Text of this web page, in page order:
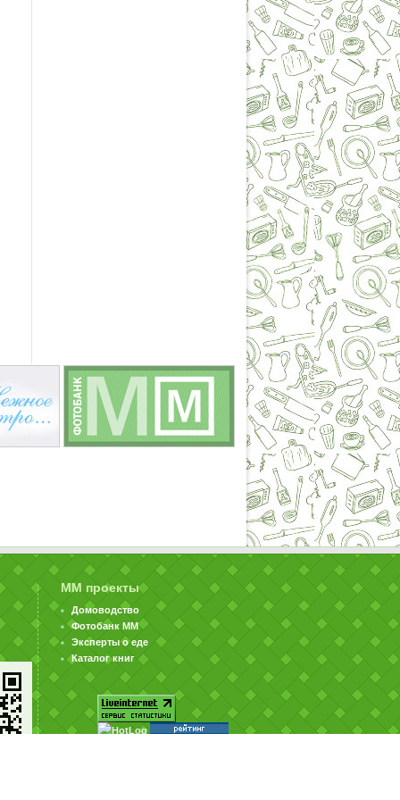
ММ проекты
Домоводство
Фотобанк ММ
Эксперты о еде
Каталог книг